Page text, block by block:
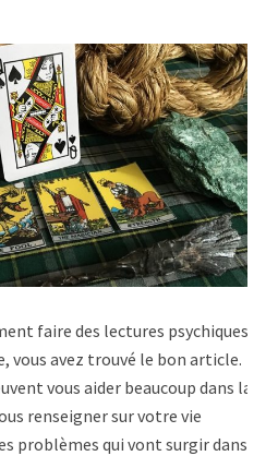
faire des lectures psychiques
vous avez trouvé le bon article.
vous aider beaucoup dans la
renseigner sur votre vie
problèmes qui vont surgir dans